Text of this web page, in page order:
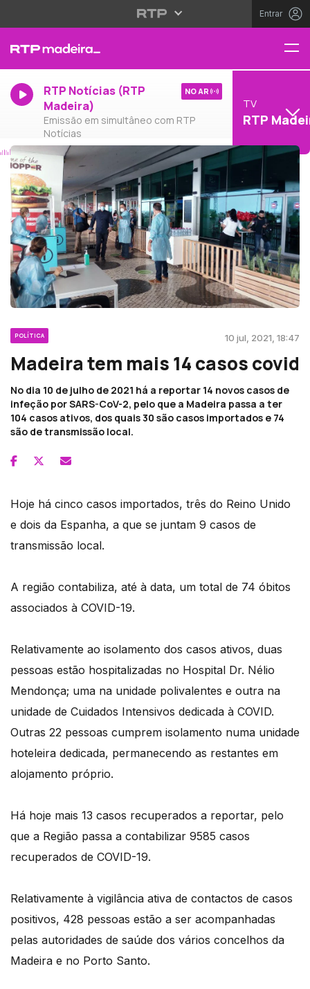
Entrar
RTP Notícias (RTP
Madeira)
Emissão em simultâneo com RTP
Notícias
NO AR
TV
RTP
POLÍTICA 10 jul, 2021, 18:47
Madeira tem mais 14 casos covid
No dia 10 de julho de 2021 há a reportar 14 novos casos de
infeção por SARS-CoV-2, pelo que a Madeira passa a ter
104 casos ativos, dos quais 30 são casos importados e 74
são de transmissão local.
Hoje há cinco casos importados, três do Reino Unido
e dois da Espanha, a que se juntam 9 casos de
transmissão local.
A região contabiliza, até à data, um total de 74 óbitos
associados à COVID-19.
Relativamente ao isolamento dos casos ativos, duas
pessoas estão hospitalizadas no Hospital Dr. Nélio
Mendonça; uma na unidade polivalentes e outra na
unidade de Cuidados Intensivos dedicada à COVID.
Outras 22 pessoas cumprem isolamento numa unidade
hoteleira dedicada, permanecendo as restantes em
alojamento próprio.
Há hoje mais 13 casos recuperados a reportar, pelo
que a Região passa a contabilizar 9585 casos
recuperados de COVID-19.
Relativamente à vigilância ativa de contactos de casos
positivos, 428 pessoas estão a ser acompanhadas
pelas autoridades de saúde dos vários concelhos da
Madeira e no Porto Santo.